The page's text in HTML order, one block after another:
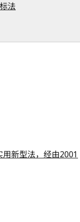
法
新型法，经由2001